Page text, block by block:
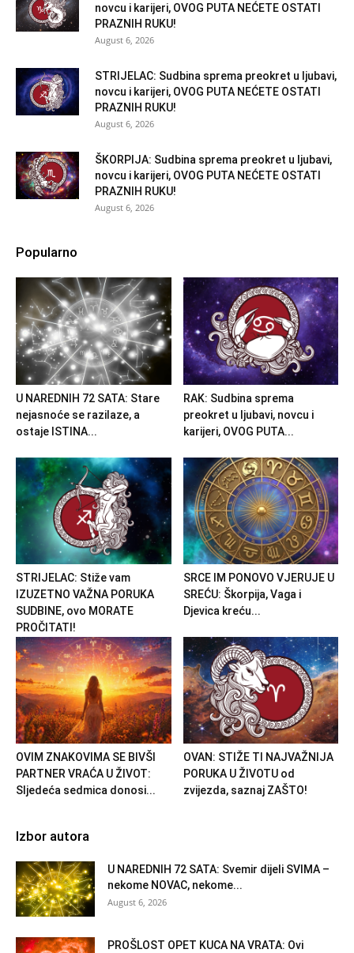
novcu i karijeri, OVOG PUTA NEĆETE OSTATI
PRAZNIH RUKU!
August 6, 2026
STRIJELAC: Sudbina sprema preokret u ljubavi,
novcu i karijeri, OVOG PUTA NEĆETE OSTATI
PRAZNIH RUKU!
August 6, 2026
ŠKORPIJA: Sudbina sprema preokret u ljubavi,
novcu i karijeri, OVOG PUTA NEĆETE OSTATI
PRAZNIH RUKU!
August 6, 2026
Popularno
U NAREDNIH 72 SATA: Stare
nejasnoće se razilaze, a
ostaje ISTINA...
RAK: Sudbina sprema
preokret u ljubavi, novcu i
karijeri, OVOG PUTA...
STRIJELAC: Stiže vam
IZUZETNO VAŽNA PORUKA
SUDBINE, ovo MORATE
PROČITATI!
SRCE IM PONOVO VJERUJE U
SREĆU: Škorpija, Vaga i
Djevica kreću...
OVIM ZNAKOVIMA SE BIVŠI
PARTNER VRAĆA U ŽIVOT:
Sljedeća sedmica donosi...
OVAN: STIŽE TI NAJVAŽNIJA
PORUKA U ŽIVOTU od
zvijezda, saznaj ZAŠTO!
Izbor autora
U NAREDNIH 72 SATA: Svemir dijeli SVIMA –
nekome NOVAC, nekome...
August 6, 2026
PROŠLOST OPET KUCA NA VRATA: Ovi